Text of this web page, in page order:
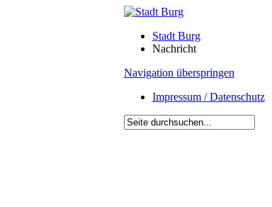
Stadt Burg
Nachricht
Navigation überspringen
Impressum / Datenschutz